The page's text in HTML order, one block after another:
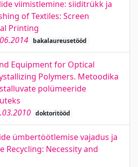
viimistlemine: siiditrükk ja
of Textiles: Screen
Printing
bakalaureusetööd
Equipment for Optical
Polymers. Metoodika
polümeeride
doktoritööd
ümbertöötlemise vajadus ja
Recycling: Necessity and